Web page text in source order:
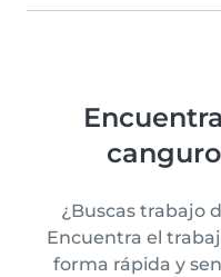
¿Buscas trabajo
Encuentra el
forma rápida y